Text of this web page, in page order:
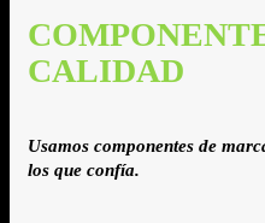
CALIDAD
Usamos componentes de
los que confía.